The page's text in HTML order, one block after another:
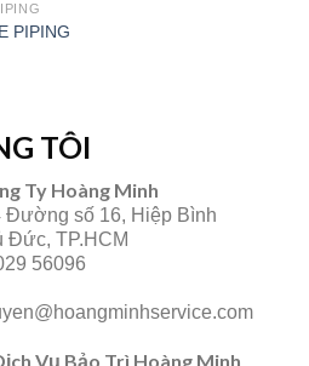
PIPING
TÔI
Ty Hoàng Minh
Đường số 16, Hiệp Bình
Đức, TP.HCM
56096
Vụ Bảo Trì Hoàng Minh